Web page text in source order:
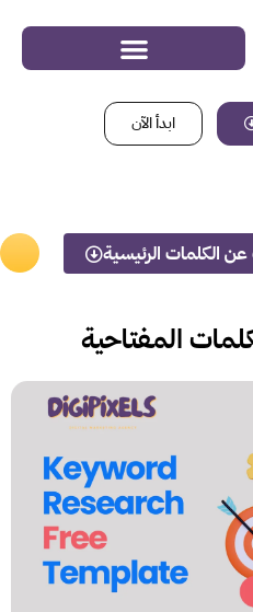
ابدأ الآن
الكلمات الرئيسية
المفتاحية